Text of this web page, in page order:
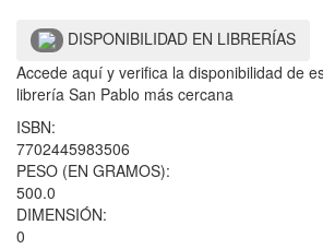
DISPONIBILIDAD EN LIBRERÍAS
Accede aquí y verifica la disponibilidad de
librería San Pablo más cercana
ISBN:
7702445983506
PESO (EN GRAMOS):
500.0
DIMENSIÓN:
0